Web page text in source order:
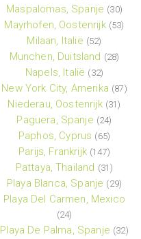
Maspalomas, Spanje (30)
Mayrhofen, Oostenrijk (53)
Milaan, Italië (52)
Munchen, Duitsland (28)
Napels, Italië (32)
New York City, Amerika (87)
Niederau, Oostenrijk (31)
Paguera, Spanje (24)
Paphos, Cyprus (65)
Parijs, Frankrijk (147)
Pattaya, Thailand (31)
Playa Blanca, Spanje (29)
Playa Del Carmen, Mexico
(24)
Playa De Palma, Spanje (32)